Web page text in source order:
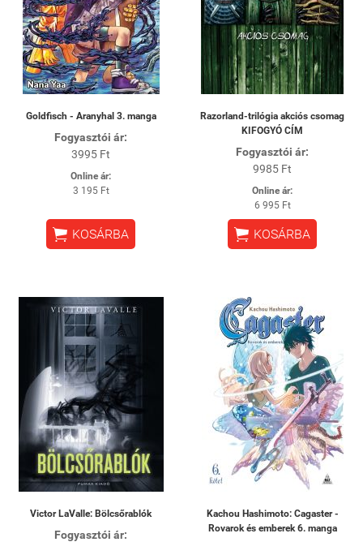
Goldfisch - Aranyhal 3. manga
Fogyasztói ár:
3995 Ft
Online ár:
3 195 Ft
 KOSÁRBA
Razorland-trilógia akciós csomag
KIFOGYÓ CÍM
Fogyasztói ár:
9985 Ft
Online ár:
6 995 Ft
 KOSÁRBA
Victor LaValle: Bölcsőrablók
Fogyasztói ár:
Kachou Hashimoto: Cagaster -
Rovarok és emberek 6. manga